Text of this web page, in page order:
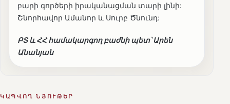
բարի գործերի իրականացման տարի լինի:
Շնորհավոր Ամանոր և Սուրբ Ծնունդ:
ԲՏ և ՀՀ համակարգող բաժնի պետ՝ Արեն
Անանյան
ԿԱՊՎՈՂ ՆՅՈՒԹԵՐ